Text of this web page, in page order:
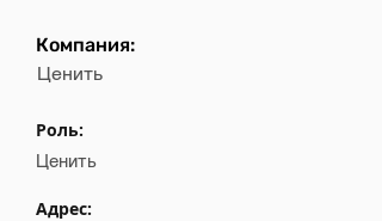
Field
Компания:
Ценить
Роль:
Ценить
Адрес: